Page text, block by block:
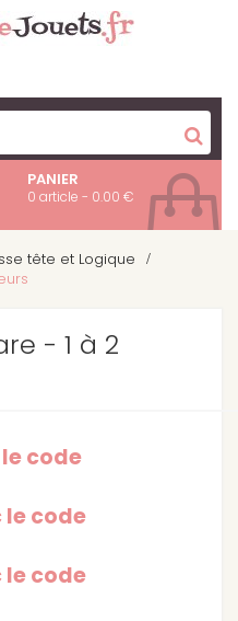
PANIER
0 article - 0.00 €
tête et Logique >
- 1 à 2
code
le code
le code